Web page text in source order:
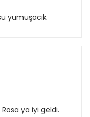
yumuşacık
ya iyi geldi.